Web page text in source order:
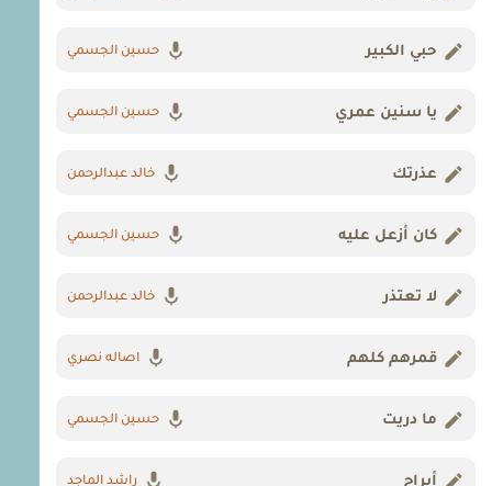
حبي الكبير حسين الجسمي
يا سنين عمري حسين الجسمي
عذرتك خالد عبدالرحمن
كان أزعل عليه حسين الجسمي
لا تعتذر خالد عبدالرحمن
قمرهم كلهم اصاله نصري
ما دريت حسين الجسمي
أبراج راشد الماجد